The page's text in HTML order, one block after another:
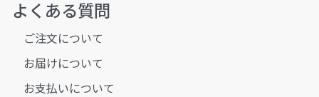
よくある質問
ご注文について
お届けについて
お支払いについて